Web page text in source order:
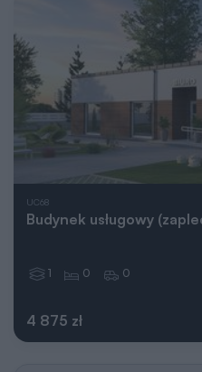
UC68
Budynek usługowy
4 875 zł
1 0 0